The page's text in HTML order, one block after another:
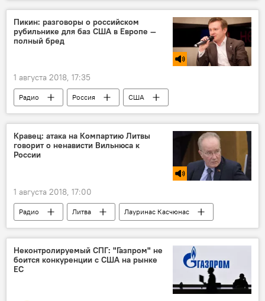
Пикин: разговоры о российском
рубильнике для баз США в Европе —
полный бред
1 августа 2018, 17:35
Радио Россия
США
Европа
Сергей Пикин
Кравец: атака на Компартию Литвы
говорит о ненависти Вильнюса к
России
1 августа 2018, 17:00
Радио Литва
Лауринас Касчюнас
Аудронюс Ажубалис
Сейм Литвы
Союз Отечества — Христианские демократы Литвы (СО-ХДЛ)
Неконтролируемый СПГ: "Газпром" не
боится конкуренции с США на рынке
ЕС